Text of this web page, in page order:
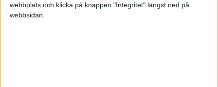
webbplats och klicka på knappen "Integritet" längst ned på
webbsidan.
Det ska normalt sett finnas en